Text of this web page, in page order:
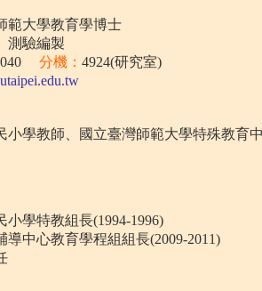
範大學教育學博士
測驗編製
分機： 4924(研究室)
小學教師、國立臺灣師範大學特殊教育
小學特教組長(1994-1996)
導中心教育學程組組長(2009-2011)